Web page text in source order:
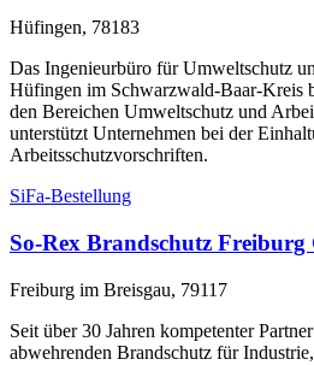
Hüfingen, 78183
Das Ingenieurbüro für Umweltschutz
Hüfingen im Schwarzwald-Baar-Kreis
den Bereichen Umweltschutz und
unterstützt Unternehmen bei der
Arbeitsschutzvorschriften.
SiFa-Bestellung
So-Rex Brandschutz
Freiburg im Breisgau, 79117
Seit über 30 Jahren kompetenter
abwehrenden Brandschutz für